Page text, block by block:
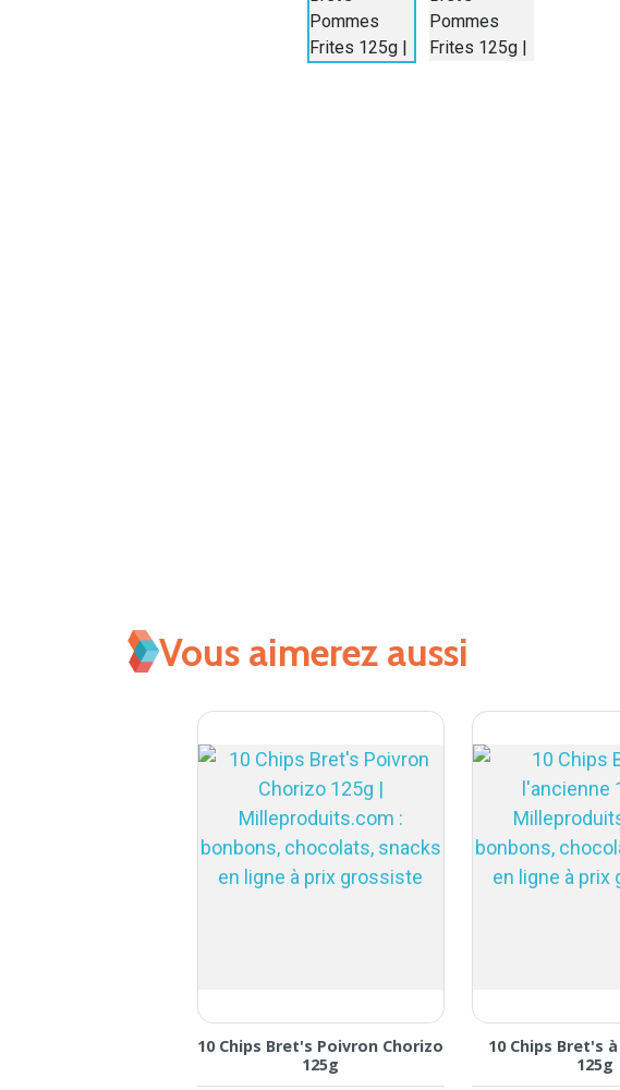
Vous aimerez aussi
10 Chips Bret's Poivron Chorizo
125g
10 Chips Bret's
125g